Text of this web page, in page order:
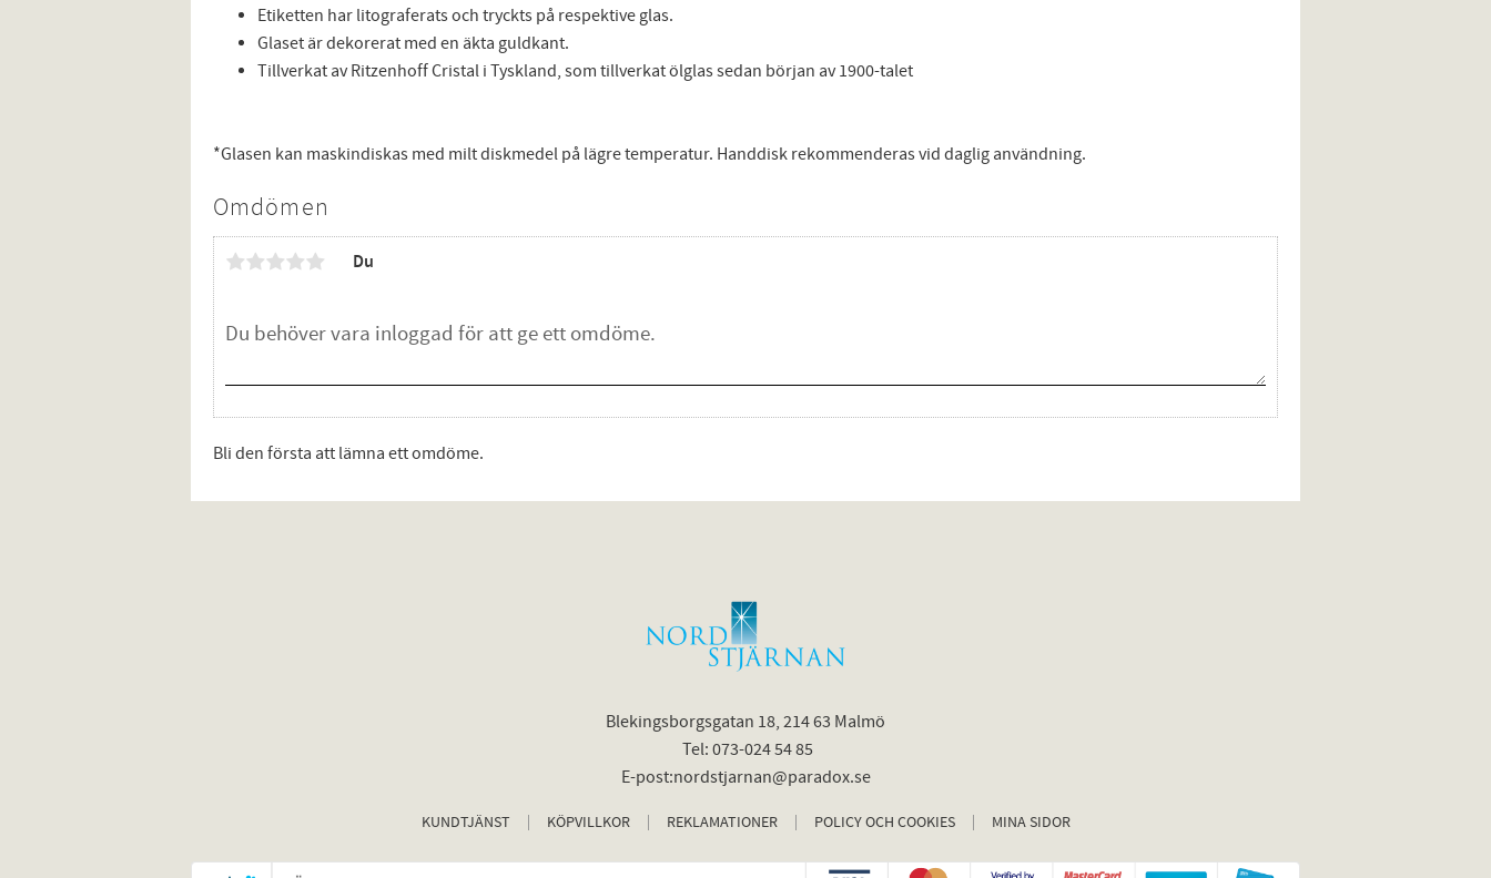
Etiketten har litograferats och tryckts på respektive glas.
Glaset är dekorerat med en äkta guldkant.
Tillverkat av Ritzenhoff Cristal i Tyskland, som tillverkat ölglas sedan början av 1900-talet
*Glasen kan maskindiskas med milt diskmedel på lägre temperatur. Handdisk rekommenderas vid daglig användning.
Omdömen
Du
Bli den första att lämna ett omdöme.
Blekingsborgsgatan 18, 214 63 Malmö
Tel: 073-024 54 85
E-post:nordstjarnan@paradox.se
KUNDTJÄNST KÖPVILLKOR REKLAMATIONER POLICY OCH COOKIES MINA SIDOR